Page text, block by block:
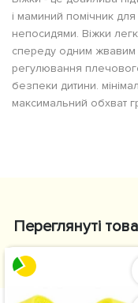
і маминий помічник
непосидями. Віжки
спереду одним
регулювання
безпеки дитини.
максимальний обхват
Переглянуті